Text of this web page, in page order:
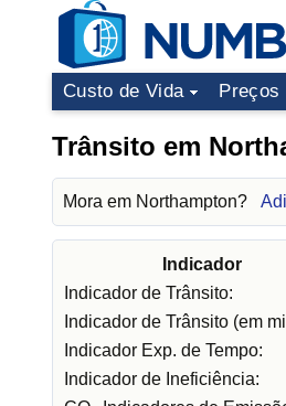
Custo de Vida Preços
Trânsito em
Mora em Northampton?
Indicador
Indicador de Trânsito:
Indicador de Trânsito (em
Indicador Exp. de Tempo:
Indicador de Ineficiência: